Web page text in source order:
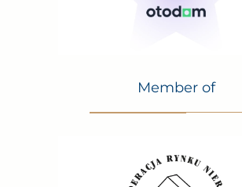
Member of